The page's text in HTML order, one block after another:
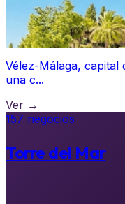
Vélez-Málaga, capital
una c...
Ver →
157 negocios
Torre del Mar